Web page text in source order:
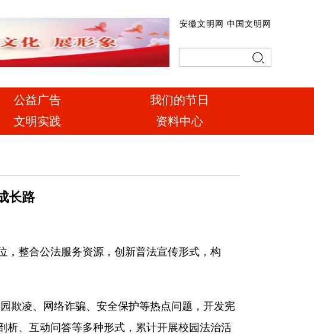
安徽文明网 中国文明网
公益广告
文明实践
我们的节日
资料中心
长路
整合公法服务资源，创新普法宣传形式，构
欺凌、网络诈骗、安全保护等热点问题，开发宪
析、互动问答等多种形式，累计开展校园法治活